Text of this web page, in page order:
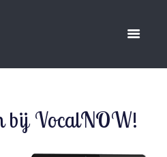
bij VocalNOW!